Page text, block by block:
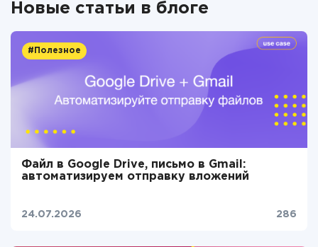
Новые статьи в блоге
#Полезное
Файл в Google Drive, письмо в Gmail:
автоматизируем отправку вложений
24.07.2026 286